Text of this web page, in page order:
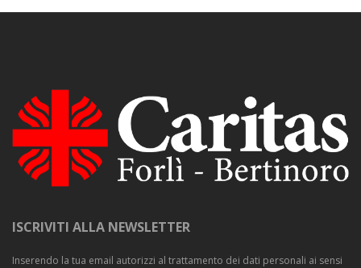
ISCRIVITI ALLA NEWSLETTER
Inserendo la tua email autorizzi al trattamento dei dati personali ai sensi